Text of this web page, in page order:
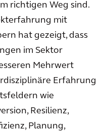
richtigen Weg sind.
mit
hat gezeigt, dass
im Sektor
Mehrwert
Erfahrung
wie
Resilienz,
Planung,